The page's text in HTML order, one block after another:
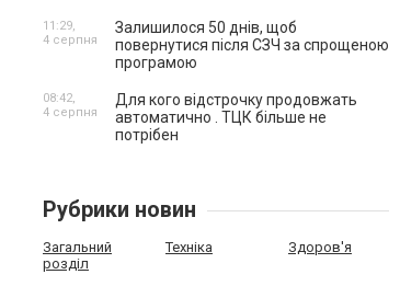
Залишилося 50 днів, щоб
повернутися після СЗЧ за спрощеною
програмою
11:29,
4 серпня
Для кого відстрочку продовжать
автоматично . ТЦК більше не
потрібен
08:42,
4 серпня
Рубрики новин
Загальний
розділ
Техніка Здоров'я